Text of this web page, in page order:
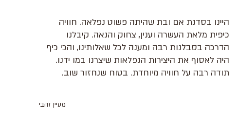
היינו בסדנת אם ובת שהיתה פשוט נפלאה. חוויה
כיפית מלאת העשרה וענין, צחוק והנאה. קיבלנו
הדרכה בסבלנות רבה ומענה לכל שאלותינו, והכי כיף
היה לאסוף את היצירות הנפלאות שיצרנו במו ידנו.
תודה רבה על חוויה מיוחדת. בטוח שנחזור שוב.
מעיין זהבי